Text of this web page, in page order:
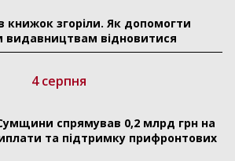
книжок згоріли. Як допомогти
видавництвам відновитися
4 серпня
спрямував 0,2 млрд грн на
та підтримку прифронтових